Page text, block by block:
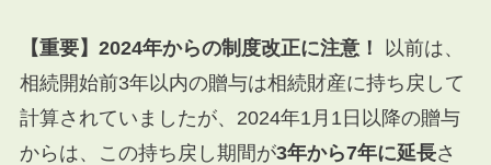
【重要】2024年からの制度改正に注意！
以前は、
相続開始前3年以内の贈与は相続財産に持ち戻して
計算されていましたが、2024年1月1日以降の贈与
からは、この持ち戻し期間が3年から7年に延長さ